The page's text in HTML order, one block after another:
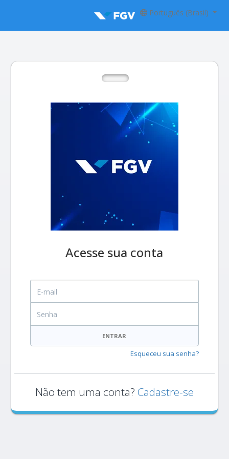
Português (Brasil)
Acesse sua conta
E-mail
ENTRAR
Esqueceu sua senha?
Não tem uma conta? Cadastre-se